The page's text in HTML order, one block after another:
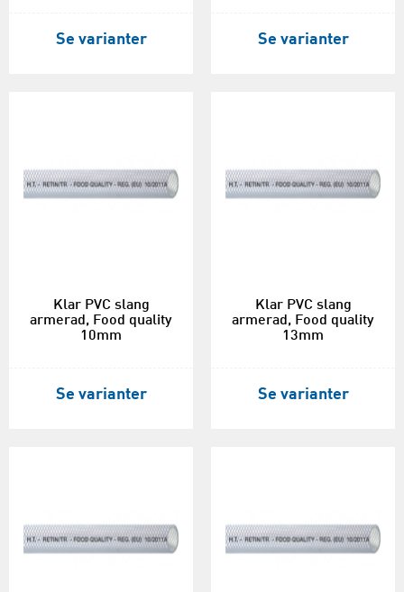
Se varianter Se varianter
Klar PVC slang
armerad, Food quality
10mm
Se varianter
Klar PVC slang
armerad, Food quality
13mm
Se varianter